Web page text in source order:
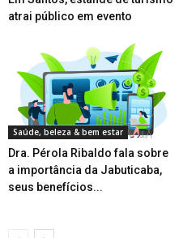
atrai público em evento
Saúde, beleza & bem estar
Dra. Pérola Ribaldo fala sobre
a importância da Jabuticaba,
seus benefícios...